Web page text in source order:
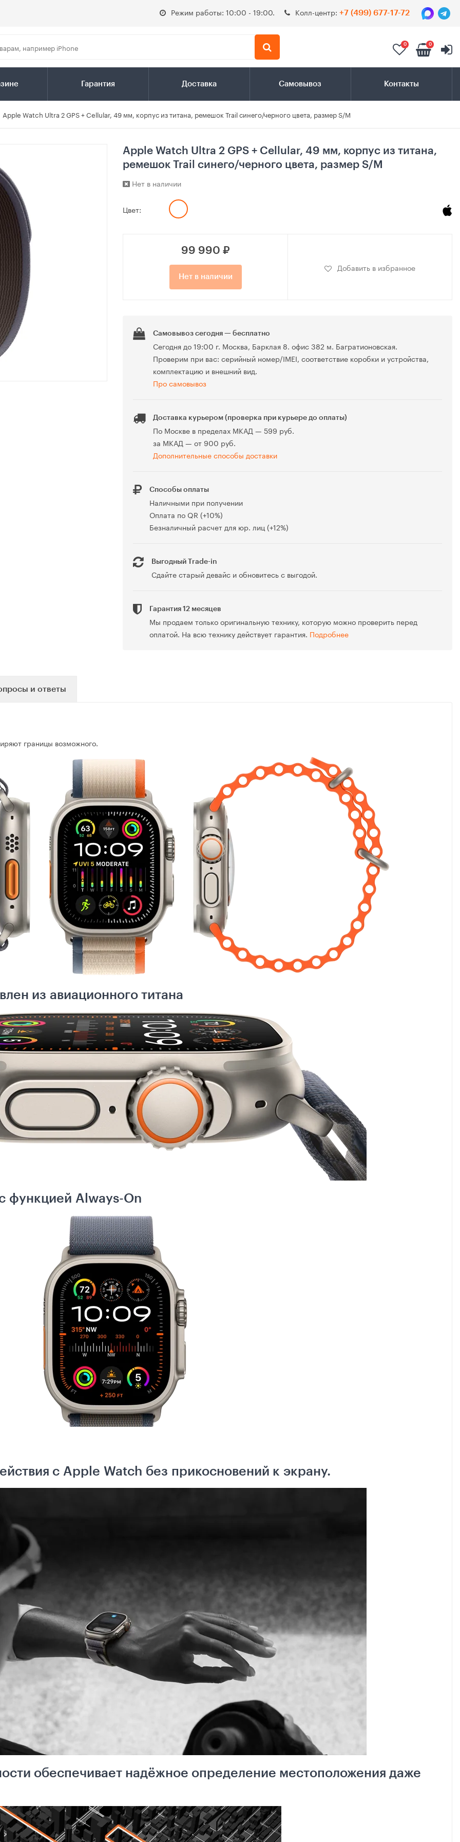
Режим работы: 10:00 - 19:00. Колл-центр: +7 (499) 677-17-72
0 0
Гарантия Доставка Самовывоз Контакты
Apple Watch Ultra 2 GPS + Cellular, 49 мм, корпус из титана, ремешок Trail синего/черного цвета, размер S/M
Apple Watch Ultra 2 GPS + Cellular, 49 мм, корпус из титана,
ремешок Trail синего/черного цвета, размер S/M
Нет в наличии
Цвет:
99 990 ₽
Нет в наличии
Добавить в избранное
Самовывоз сегодня — бесплатно
Сегодня до 19:00 г. Москва, Барклая 8. офис 382 м. Багратионовская.
Проверим при вас: серийный номер/IMEI, соответствие коробки и устройства,
комплектацию и внешний вид.
Про самовывоз
Доставка курьером (проверка при курьере до оплаты)
По Москве в пределах МКАД — 599 руб.
за МКАД — от 900 руб.
Дополнительные способы доставки
Способы оплаты
Наличными при получении
Оплата по QR (+10%)
Безналичный расчет для юр. лиц (+12%)
Выгодный Trade-in
Сдайте старый девайс и обновитесь с выгодой.
Гарантия 12 месяцев
Мы продаем только оригинальную технику, которую можно проверить перед
оплатой. На всю технику действует гарантия. Подробнее
и ответы
границы возможного.
из авиационного титана
функцией Always-On
с Apple Watch без прикосновений к экрану.
обеспечивает надёжное определение местоположения даже